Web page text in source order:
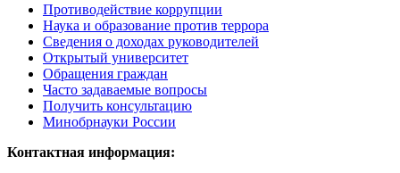
Противодействие коррупции
Наука и образование против террора
Сведения о доходах руководителей
Открытый университет
Обращения граждан
Часто задаваемые вопросы
Получить консультацию
Минобрнауки России
Контактная информация: